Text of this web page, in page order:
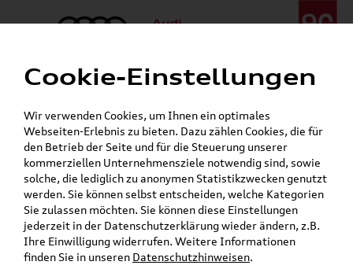
Menü
24h-Pannenhilfe:+49 (0)171 / 870 72 87
Öffnet in 8 Stunden, 17 Minuten
Verkauf:
Mo. - Fr. 08:00 - 19:00 Uhr Sa. 09:00 - 13:00 Uhr
Service:Mo. - Fr. 06:00 - 20:00 Uhr Sa. 08:00 - 13:00 Uhr
teilen Twitter Instagram WhatsApp E-Mail
Cookie-Einstellungen
Wir verwenden Cookies, um Ihnen ein optimales
Webseiten-Erlebnis zu bieten. Dazu zählen Cookies, die für
den Betrieb der Seite und für die Steuerung unserer
kommerziellen Unternehmensziele notwendig sind, sowie
solche, die lediglich zu anonymen Statistikzwecken genutzt
werden. Sie können selbst entscheiden, welche Kategorien
Sie zulassen möchten. Sie können diese Einstellungen
jederzeit in der Datenschutzerklärung wieder ändern, z.B.
Ihre Einwilligung widerrufen. Weitere Informationen
finden Sie in unseren Datenschutzhinweisen.